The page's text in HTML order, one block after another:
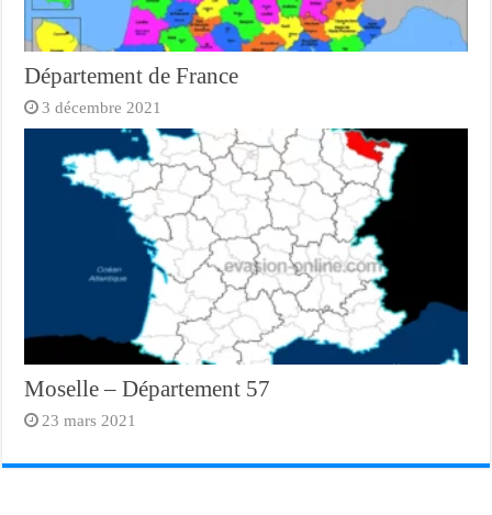
Département de France
3 décembre 2021
Moselle – Département 57
23 mars 2021